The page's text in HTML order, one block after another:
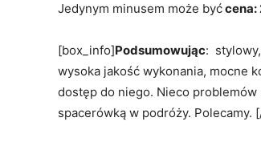
Jedynym minusem może byćcena:
[box_info]Podsumowując:
wysoka jakość wykonania, mocne
dostęp do niego. Nieco problemów
spacerówką w podróży. Polecamy.